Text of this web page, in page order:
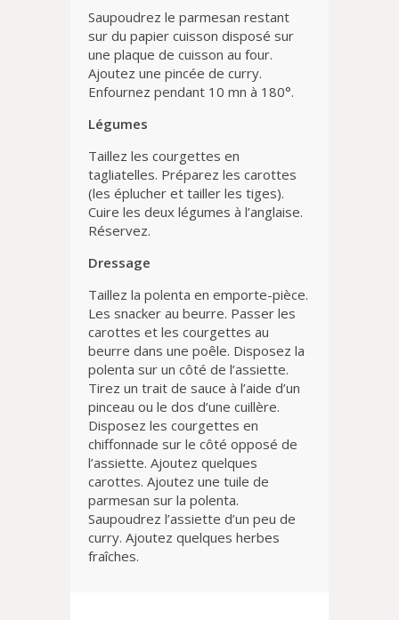
Saupoudrez le parmesan restant
sur du papier cuisson disposé sur
une plaque de cuisson au four.
Ajoutez une pincée de curry.
Enfournez pendant 10 mn à 180°.
Légumes
Taillez les courgettes en
tagliatelles. Préparez les carottes
(les éplucher et tailler les tiges).
Cuire les deux légumes à l’anglaise.
Réservez.
Dressage
Taillez la polenta en emporte-pièce.
Les snacker au beurre. Passer les
carottes et les courgettes au
beurre dans une poêle. Disposez la
polenta sur un côté de l’assiette.
Tirez un trait de sauce à l’aide d’un
pinceau ou le dos d’une cuillère.
Disposez les courgettes en
chiffonnade sur le côté opposé de
l’assiette. Ajoutez quelques
carottes. Ajoutez une tuile de
parmesan sur la polenta.
Saupoudrez l’assiette d’un peu de
curry. Ajoutez quelques herbes
fraîches.